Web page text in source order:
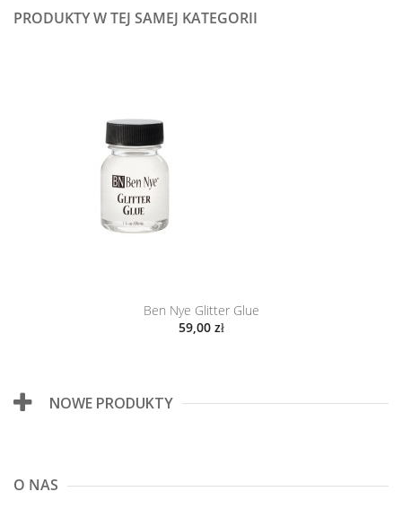
PRODUKTY W TEJ SAMEJ KATEGORII
Ben Nye Glitter Glue
59,00 zł
NOWE PRODUKTY
O NAS